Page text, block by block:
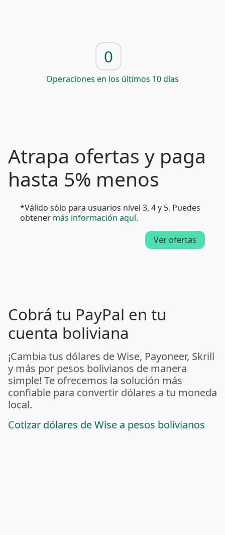
0
Operaciones en los últimos 10 días
Atrapa ofertas y paga
hasta 5% menos
*Válido sólo para usuarios nivel 3, 4 y 5. Puedes
obtener más información aquí.
Ver ofertas
Cobrá tu PayPal en tu
cuenta boliviana
¡Cambia tus dólares de Wise, Payoneer, Skrill
y más por pesos bolivianos de manera
simple! Te ofrecemos la solución más
confiable para convertir dólares a tu moneda
local.
Cotizar dólares de Wise a pesos bolivianos